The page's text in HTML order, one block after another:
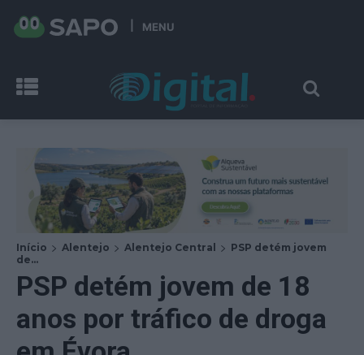
MENU
Início Alentejo Alentejo Central
PSP detém jovem
de...
PSP detém jovem de 18
anos por tráfico de droga